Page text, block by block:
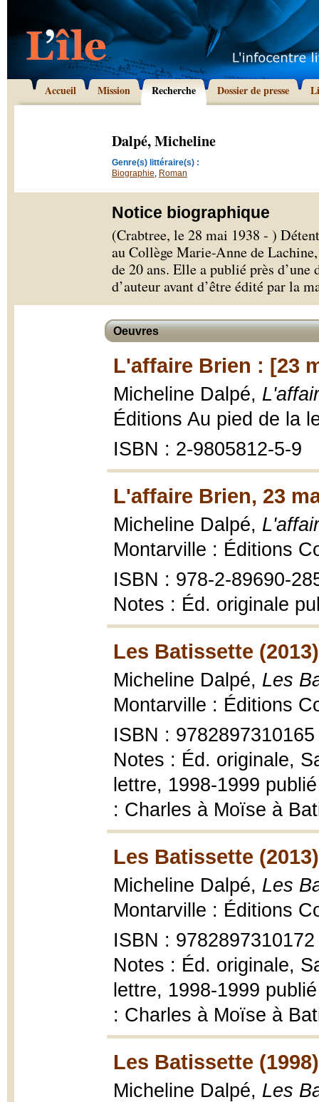
Accueil Mission Recherche Dossier de presse
Dalpé, Micheline
Genre(s) littéraire(s) :
Biographie, Roman
Notice biographique
(Crabtree, le 28 mai 1938 - )
au Collège Marie-Anne de
de 20 ans. Elle a publié près
d’auteur avant d’être édité par la
Oeuvres
L'affaire Brien : [23
Micheline Dalpé,
Éditions Au pied de la
ISBN : 2-9805812-5-9
L'affaire Brien, 23
Micheline Dalpé,
Montarville : Éditions
ISBN : 978-2-89690-
Notes : Éd. originale
Les Batissette (2013)
Micheline Dalpé, Les
Montarville : Éditions
ISBN : 9782897310165
Notes : Éd. originale,
lettre, 1998-1999
: Charles à Moïse à
Les Batissette (2013)
Micheline Dalpé, Les
Montarville : Éditions
ISBN : 9782897310172
Notes : Éd. originale,
lettre, 1998-1999
: Charles à Moïse à
Les Batissette (1998)
Micheline Dalpé, Les